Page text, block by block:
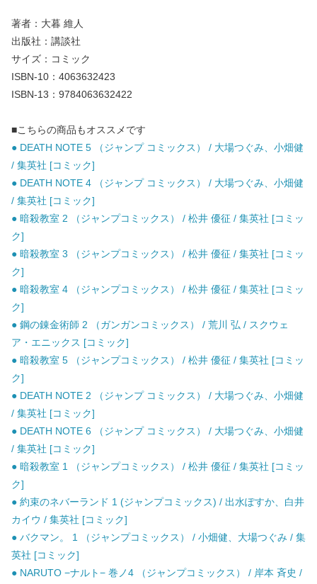
著者：大暮 維人
出版社：講談社
サイズ：コミック
ISBN-10：4063632423
ISBN-13：9784063632422
■こちらの商品もオススメです
● DEATH NOTE 5 （ジャンプ コミックス） / 大場つぐみ、小畑健
/ 集英社 [コミック]
● DEATH NOTE 4 （ジャンプ コミックス） / 大場つぐみ、小畑健
/ 集英社 [コミック]
● 暗殺教室 2 （ジャンプコミックス） / 松井 優征 / 集英社 [コミッ
ク]
● 暗殺教室 3 （ジャンプコミックス） / 松井 優征 / 集英社 [コミッ
ク]
● 暗殺教室 4 （ジャンプコミックス） / 松井 優征 / 集英社 [コミッ
ク]
● 鋼の錬金術師 2 （ガンガンコミックス） / 荒川 弘 / スクウェ
ア・エニックス [コミック]
● 暗殺教室 5 （ジャンプコミックス） / 松井 優征 / 集英社 [コミッ
ク]
● DEATH NOTE 2 （ジャンプ コミックス） / 大場つぐみ、小畑健
/ 集英社 [コミック]
● DEATH NOTE 6 （ジャンプ コミックス） / 大場つぐみ、小畑健
/ 集英社 [コミック]
● 暗殺教室 1 （ジャンプコミックス） / 松井 優征 / 集英社 [コミッ
ク]
● 約束のネバーランド 1 (ジャンプコミックス) / 出水ぽすか、白井
カイウ / 集英社 [コミック]
● バクマン。 1 （ジャンプコミックス） / 小畑健、大場つぐみ / 集
英社 [コミック]
● NARUTO −ナルト− 巻ノ4 （ジャンプコミックス） / 岸本 斉史 /